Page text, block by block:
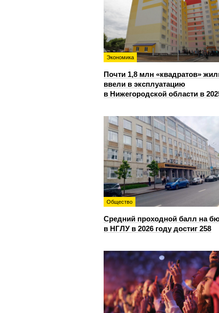
Экономика
Почти 1,8 млн «квадратов»
ввели в эксплуатацию
в Нижегородской области в
Общество
Средний проходной балл на
в НГЛУ в 2026 году достиг 258